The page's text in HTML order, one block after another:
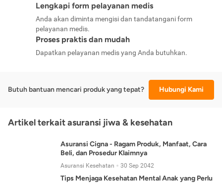
Lengkapi form pelayanan medis
Anda akan diminta mengisi dan tandatangani form
pelayanan medis.
Proses praktis dan mudah
Dapatkan pelayanan medis yang Anda butuhkan.
Butuh bantuan mencari produk yang tepat? Hubungi Kami
Artikel terkait asuransi jiwa & kesehatan
Asuransi Cigna - Ragam Produk, Manfaat, Cara
Beli, dan Prosedur Klaimnya
Asuransi Kesehatan 30 Sep 2042
Tips Menjaga Kesehatan Mental Anak yang Perlu